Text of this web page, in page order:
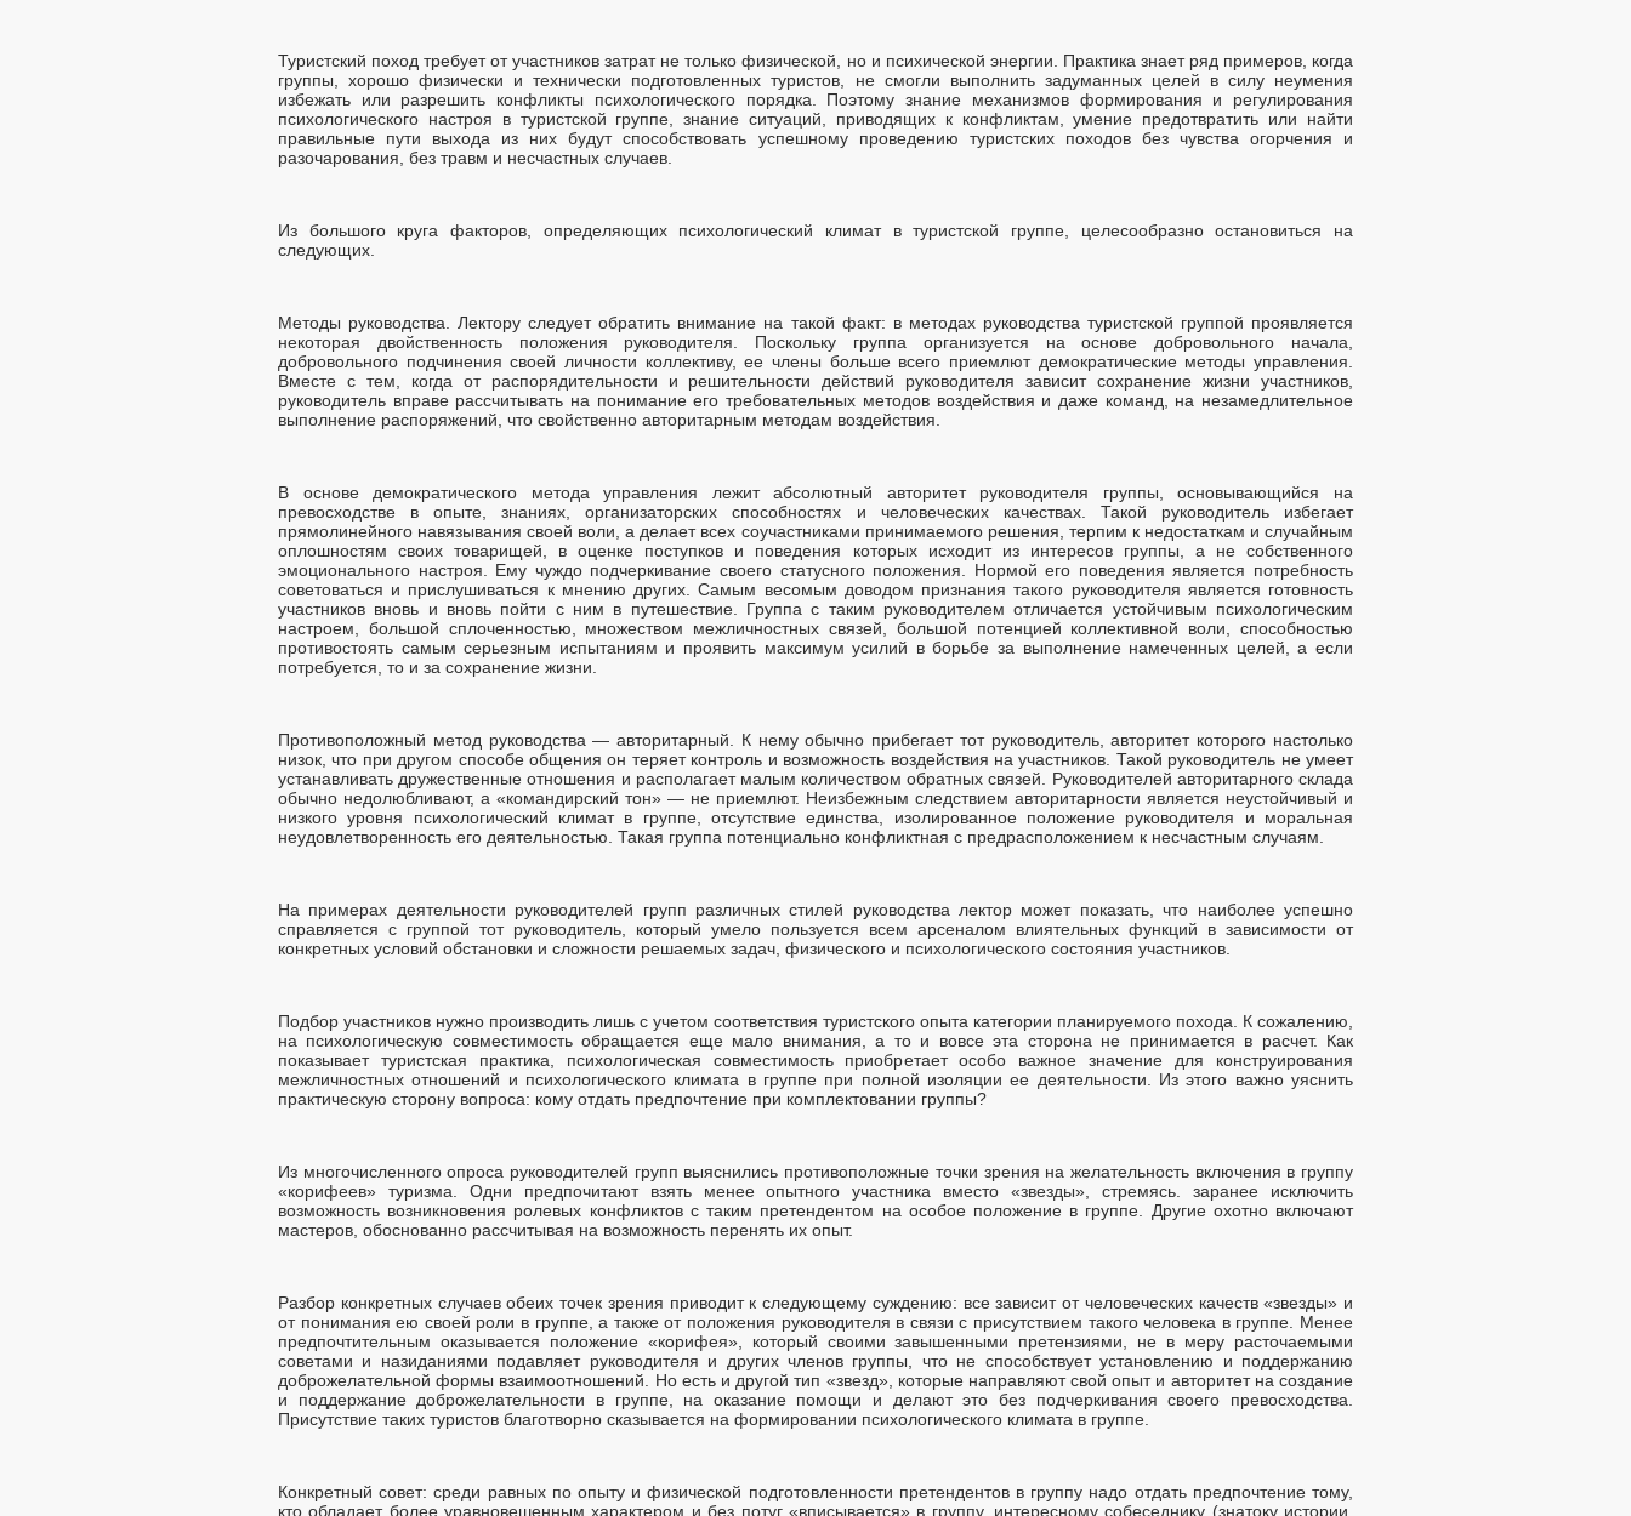
Туристский поход требует от участников затрат не только физической, но и психической энергии. Практика знает ряд примеров, когда
группы, хорошо физически и технически подготовленных туристов, не смогли выполнить задуманных целей в силу неумения
избежать или разрешить конфликты психологического порядка. Поэтому знание механизмов формирования и регулирования
психологического настроя в туристской группе, знание ситуаций, приводящих к конфликтам, умение предотвратить или найти
правильные пути выхода из них будут способствовать успешному проведению туристских походов без чувства огорчения и
разочарования, без травм и несчастных случаев.
Из большого круга факторов, определяющих психологический климат в туристской группе, целесообразно остановиться на
следующих.
Методы руководства. Лектору следует обратить внимание на такой факт: в методах руководства туристской группой проявляется
некоторая двойственность положения руководителя. Поскольку группа организуется на основе добровольного начала,
добровольного подчинения своей личности коллективу, ее члены больше всего приемлют демократические методы управления.
Вместе с тем, когда от распорядительности и решительности действий руководителя зависит сохранение жизни участников,
руководитель вправе рассчитывать на понимание его требовательных методов воздействия и даже команд, на незамедлительное
выполнение распоряжений, что свойственно авторитарным методам воздействия.
В основе демократического метода управления лежит абсолютный авторитет руководителя группы, основывающийся на
превосходстве в опыте, знаниях, организаторских способностях и человеческих качествах. Такой руководитель избегает
прямолинейного навязывания своей воли, а делает всех соучастниками принимаемого решения, терпим к недостаткам и случайным
оплошностям своих товарищей, в оценке поступков и поведения которых исходит из интересов группы, а не собственного
эмоционального настроя. Ему чуждо подчеркивание своего статусного положения. Нормой его поведения является потребность
советоваться и прислушиваться к мнению других. Самым весомым доводом признания такого руководителя является готовность
участников вновь и вновь пойти с ним в путешествие. Группа с таким руководителем отличается устойчивым психологическим
настроем, большой сплоченностью, множеством межличностных связей, большой потенцией коллективной воли, способностью
противостоять самым серьезным испытаниям и проявить максимум усилий в борьбе за выполнение намеченных целей, а если
потребуется, то и за сохранение жизни.
Противоположный метод руководства — авторитарный. К нему обычно прибегает тот руководитель, авторитет которого настолько
низок, что при другом способе общения он теряет контроль и возможность воздействия на участников. Такой руководитель не умеет
устанавливать дружественные отношения и располагает малым количеством обратных связей. Руководителей авторитарного склада
обычно недолюбливают, а «командирский тон» — не приемлют. Неизбежным следствием авторитарности является неустойчивый и
низкого уровня психологический климат в группе, отсутствие единства, изолированное положение руководителя и моральная
неудовлетворенность его деятельностью. Такая группа потенциально конфликтная с предрасположением к несчастным случаям.
На примерах деятельности руководителей групп различных стилей руководства лектор может показать, что наиболее успешно
справляется с группой тот руководитель, который умело пользуется всем арсеналом влиятельных функций в зависимости от
конкретных условий обстановки и сложности решаемых задач, физического и психологического состояния участников.
Подбор участников нужно производить лишь с учетом соответствия туристского опыта категории планируемого похода. К сожалению,
на психологическую совместимость обращается еще мало внимания, а то и вовсе эта сторона не принимается в расчет. Как
показывает туристская практика, психологическая совместимость приобретает особо важное значение для конструирования
межличностных отношений и психологического климата в группе при полной изоляции ее деятельности. Из этого важно уяснить
практическую сторону вопроса: кому отдать предпочтение при комплектовании группы?
Из многочисленного опроса руководителей групп выяснились противоположные точки зрения на желательность включения в группу
«корифеев» туризма. Одни предпочитают взять менее опытного участника вместо «звезды», стремясь. заранее исключить
возможность возникновения ролевых конфликтов с таким претендентом на особое положение в группе. Другие охотно включают
мастеров, обоснованно рассчитывая на возможность перенять их опыт.
Разбор конкретных случаев обеих точек зрения приводит к следующему суждению: все зависит от человеческих качеств «звезды» и
от понимания ею своей роли в группе, а также от положения руководителя в связи с присутствием такого человека в группе. Менее
предпочтительным оказывается положение «корифея», который своими завышенными претензиями, не в меру расточаемыми
советами и назиданиями подавляет руководителя и других членов группы, что не способствует установлению и поддержанию
доброжелательной формы взаимоотношений. Но есть и другой тип «звезд», которые направляют свой опыт и авторитет на создание
и поддержание доброжелательности в группе, на оказание помощи и делают это без подчеркивания своего превосходства.
Присутствие таких туристов благотворно сказывается на формировании психологического климата в группе.
Конкретный совет: среди равных по опыту и физической подготовленности претендентов в группу надо отдать предпочтение тому,
кто обладает более уравновешенным характером и без потуг «вписывается» в группу, интересному собеседнику (знатоку истории,